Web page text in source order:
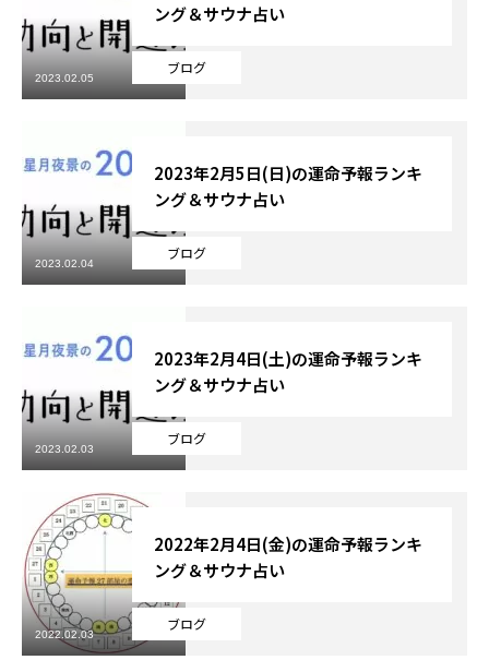
Online Store
ブログ
ング＆サウナ占い
2023.02.05
ブログ
2023年2月5日(日)の運命予報ランキ
ング＆サウナ占い
2023.02.04
ブログ
2023年2月4日(土)の運命予報ランキ
ング＆サウナ占い
2023.02.03
ブログ
2022年2月4日(金)の運命予報ランキ
ング＆サウナ占い
2022.02.03